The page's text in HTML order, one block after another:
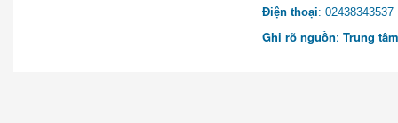
Điện thoại:
Ghi rõ nguồn: Trung